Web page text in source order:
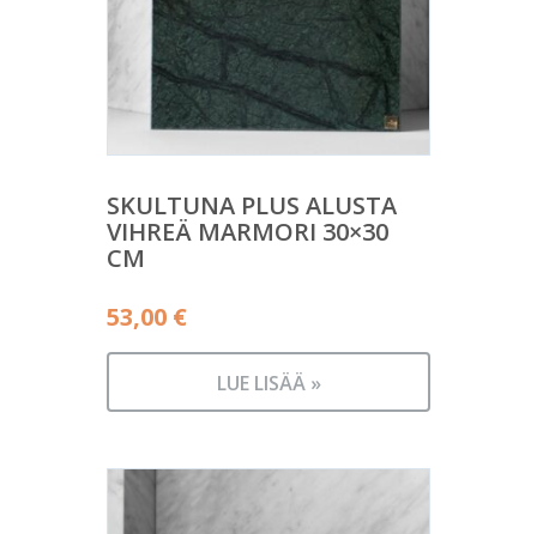
SKULTUNA PLUS ALUSTA
VIHREÄ MARMORI 30×30
CM
53,00 €
LUE LISÄÄ »